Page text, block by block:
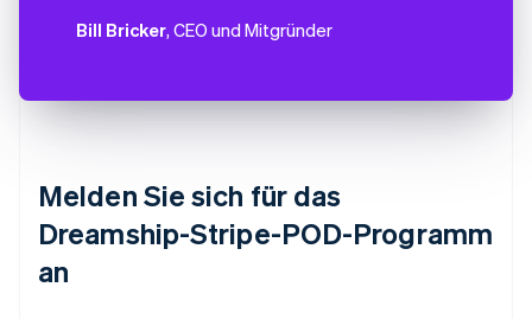
Bill Bricker, CEO und Mitgründer
Melden Sie sich für das
Dreamship-Stripe-POD-Programm
an